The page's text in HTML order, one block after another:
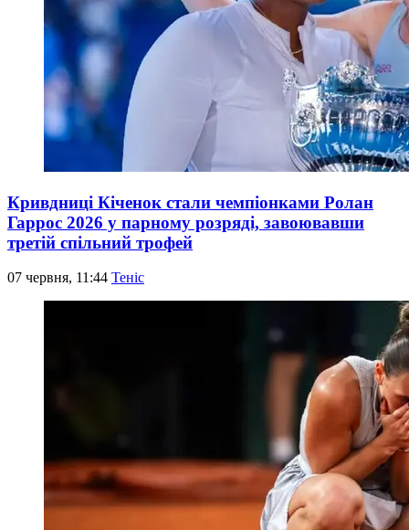
Кривдниці Кіченок стали чемпіонками Ролан
Гаррос 2026 у парному розряді, завоювавши
третій спільний трофей
07 червня, 11:44 Теніс